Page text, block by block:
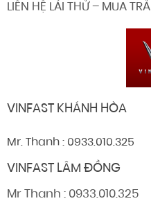
LIÊN HỆ LÁI THỬ – MUA
VINFAST KHÁNH HÒA
Mr. Thanh : 0933.010.325
VINFAST LÂM ĐỒNG
Mr Thanh : 0933.010.325